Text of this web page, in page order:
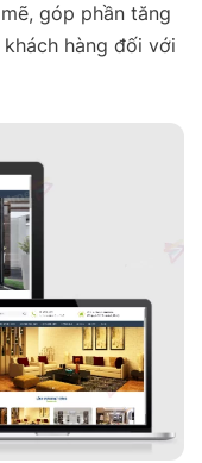
góp phần tăng
hàng đối với